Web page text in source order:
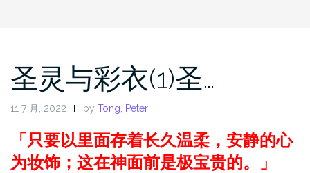
圣灵与彩衣(1)圣…
11 7 月, 2022 by Tong, Peter
「只要以里面存着长久温柔，安静的心
为妆饰；这在神面前是极宝贵的。」